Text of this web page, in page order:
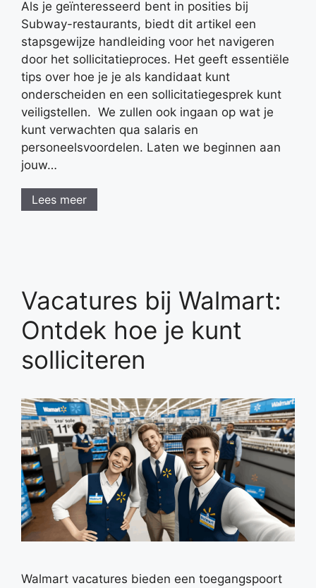
Als je geïnteresseerd bent in posities bij
Subway-restaurants, biedt dit artikel een
stapsgewijze handleiding voor het navigeren
door het sollicitatieproces. Het geeft essentiële
tips over hoe je je als kandidaat kunt
onderscheiden en een sollicitatiegesprek kunt
veiligstellen. We zullen ook ingaan op wat je
kunt verwachten qua salaris en
personeelsvoordelen. Laten we beginnen aan
jouw…
Lees meer
Vacatures bij Walmart:
Ontdek hoe je kunt
solliciteren
Walmart vacatures bieden een toegangspoort